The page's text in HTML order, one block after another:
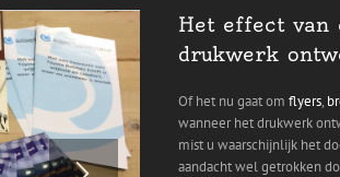
Het effect van
drukwerk
Of het nu gaat om flyers,
wanneer het drukwerk
mist u waarschijnlijk het
aandacht wel getrokken